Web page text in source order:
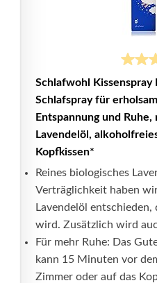
Schlafwohl Kissenspray
Schlafspray für
Entspannung und
Lavendelöl,
Kopfkissen*
Reines biologisches
Verträglichkeit haben
Lavendelöl
wird. Zusätzlich wird
Für mehr Ruhe: Das
kann 15 Minuten vor
Zimmer oder auf das